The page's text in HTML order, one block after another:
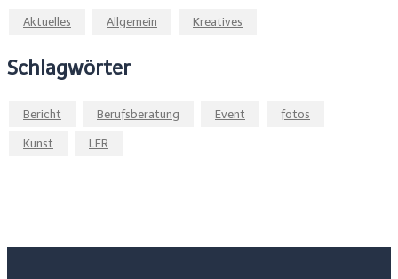
Aktuelles Allgemein Kreatives
Schlagwörter
Bericht Berufsberatung Event fotos
Kunst LER